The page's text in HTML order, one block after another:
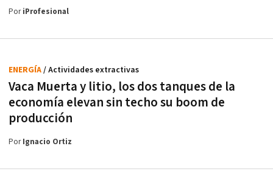
PoriProfesional
Vaca Muerta y litio, los dos tanques de la
economía elevan sin techo su boom de
producción
ENERGÍA/ Actividades extractivas
PorIgnacio Ortiz